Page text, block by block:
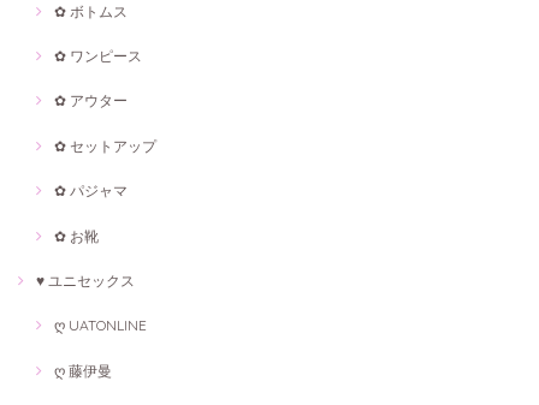
✿ ボトムス
✿ ワンピース
✿ アウター
✿ セットアップ
✿ パジャマ
✿ お靴
♥ ユニセックス
ღ UATONLINE
ღ 藤伊曼